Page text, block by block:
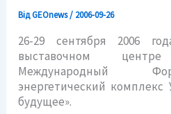
ВідGEOnews/ 2006-09-26
26-29 сентября 2006
выставочном
Международный
энергетический
будущее».